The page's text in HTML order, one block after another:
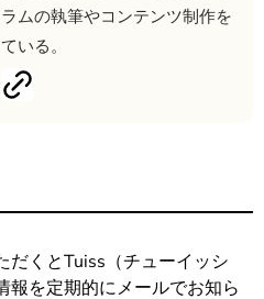
ムの執筆やコンテンツ制作を
いる。
だくとTuiss（チューイッシ
報を定期的にメールでお知ら